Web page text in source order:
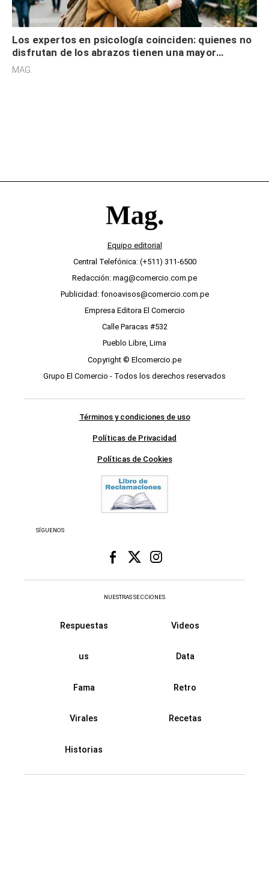
Los expertos en psicología coinciden: quienes no
disfrutan de los abrazos tienen una mayor
sensibilidad a los estímulos físicos y no es por
MAG.
Equipo editorial
Central Telefónica: (+511) 311-6500
Redacción: mag@comercio.com.pe
Publicidad: fonoavisos@comercio.com.pe
Empresa Editora El Comercio
Calle Paracas #532
Pueblo Libre, Lima
Copyright © Elcomercio.pe
Grupo El Comercio - Todos los derechos reservados
Términos y condiciones de uso
Políticas de Privacidad
Políticas de Cookies
SÍGUENOS
NUESTRAS SECCIONES
Respuestas Videos
us Data
Fama Retro
Virales Recetas
Historias